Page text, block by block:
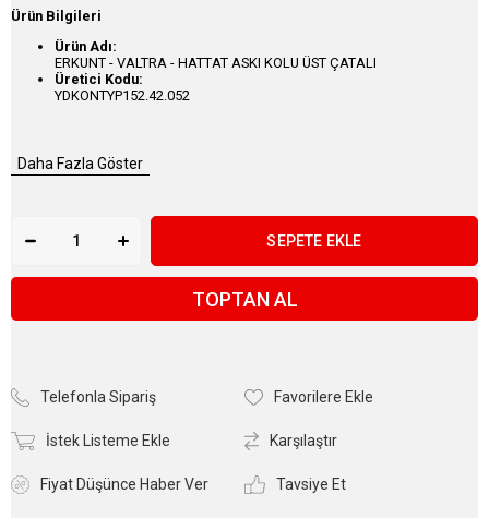
Ürün Bilgileri
Ürün Adı:
ERKUNT - VALTRA - HATTAT ASKI KOLU ÜST ÇATALI
Üretici Kodu:
YDKONTYP152.42.052
Daha Fazla Göster
TOPTAN AL
Telefonla Sipariş Favorilere Ekle
İstek Listeme Ekle Karşılaştır
Fiyat Düşünce Haber Ver Tavsiye Et